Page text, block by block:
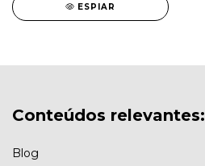
ESPIAR
Conteúdos relevantes:
Blog